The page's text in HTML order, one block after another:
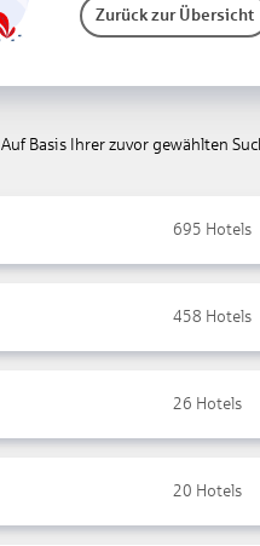
Zurück zur Übersicht
Auf Basis Ihrer zuvor gewählten
695 Hotels
458 Hotels
26 Hotels
20 Hotels